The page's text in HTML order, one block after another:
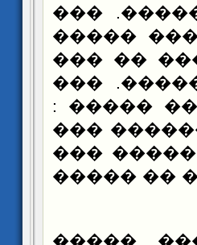
����� ��
��� ���
������
��� ���
��� ����
�� ���
��� ��
����